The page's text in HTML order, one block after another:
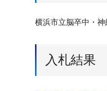
横浜市立脳卒中・
入札結果